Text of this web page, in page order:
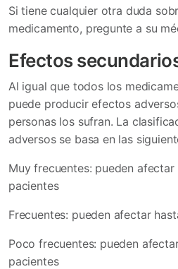
Si tiene cualquier otra duda
medicamento, pregunte a su
Efectos
Al igual que todos los
puede producir efectos
personas los sufran. La
adversos se basa en las
Muy frecuentes: pueden afectar
pacientes
Frecuentes: pueden afectar
Poco frecuentes: pueden
pacientes